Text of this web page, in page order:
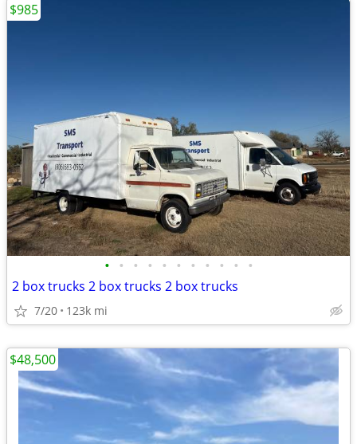
• • • • • • • • • • •
2 box trucks 2 box trucks 2 box trucks
7/20 123k mi
$985
$48,500